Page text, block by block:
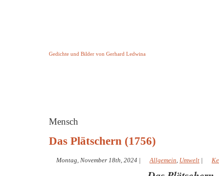
Gedichte und Bilder von Gerhard Ledwina
Mensch
Das Plätschern (1756)
Montag, November 18th, 2024 | Allgemein, Umwelt |